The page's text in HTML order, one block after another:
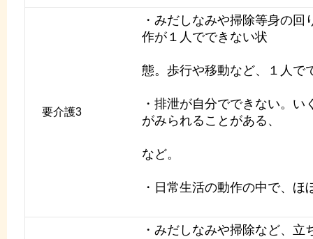
要介護3
・みだしなみや掃除等身の
作が１人でできない状
態。歩行や移動など、１人で
・排泄が自分でできない。
がみられることがある、
など。
・日常生活の動作の中で、
・みだしなみや掃除など、